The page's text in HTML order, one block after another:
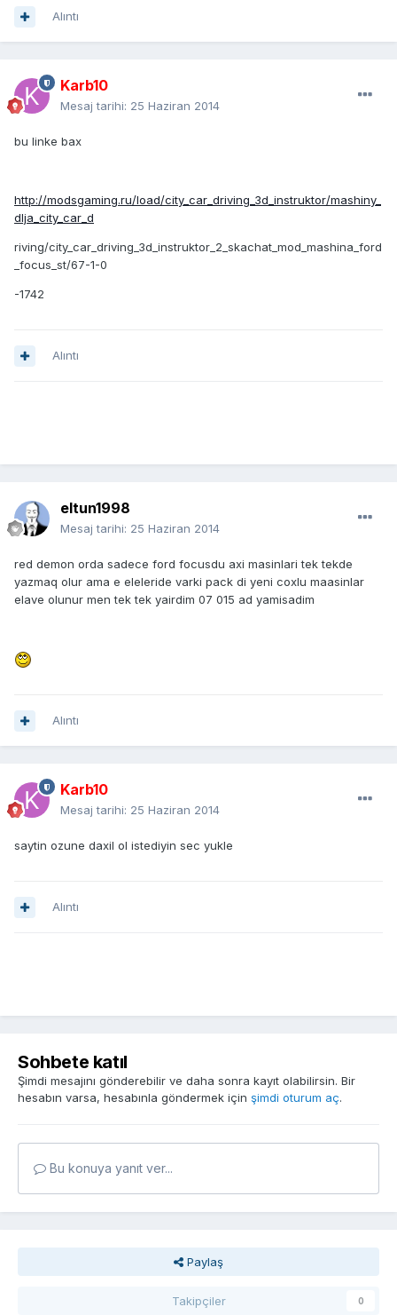
Alıntı
Karb10
Mesaj tarihi: 25 Haziran 2014
bu linke bax
http://modsgaming.ru/load/city_car_driving_3d_instruktor/mashiny_
dlja_city_car_d
riving/city_car_driving_3d_instruktor_2_skachat_mod_mashina_ford
_focus_st/67-1-0
-1742
Alıntı
eltun1998
Mesaj tarihi: 25 Haziran 2014
red demon orda sadece ford focusdu axi masinlari tek tekde
yazmaq olur ama e eleleride varki pack di yeni coxlu maasinlar
elave olunur men tek tek yairdim 07 015 ad yamisadim
Alıntı
Karb10
Mesaj tarihi: 25 Haziran 2014
saytin ozune daxil ol istediyin sec yukle
Alıntı
Sohbete katıl
Şimdi mesajını gönderebilir ve daha sonra kayıt olabilirsin. Bir
hesabın varsa, hesabınla göndermek için şimdi oturum aç.
Bu konuya yanıt ver...
Paylaş
Takipçiler 0